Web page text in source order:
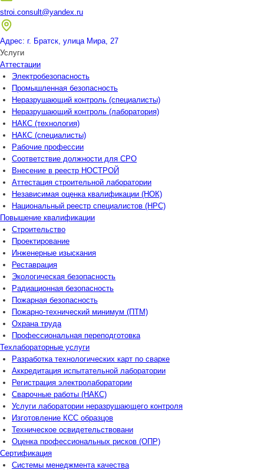
stroi.consult@yandex.ru
Адрес: г. Братск, улица Мира, 27
Услуги
Аттестации
Электробезопасность
Промышленная безопасность
Неразрушающий контроль (специалисты)
Неразрушающий контроль (лаборатория)
НАКС (технология)
НАКС (специалисты)
Рабочие профессии
Соответствие должности для СРО
Внесение в реестр НОСТРОЙ
Аттестация строительной лаборатории
Независимая оценка квалификации (НОК)
Национальный реестр специалистов (НРС)
Повышение квалификации
Строительство
Проектирование
Инженерные изыскания
Реставрация
Экологическая безопасность
Радиационная безопасность
Пожарная безопасность
Пожарно-технический минимум (ПТМ)
Охрана труда
Профессиональная переподготовка
Техлабораторные услуги
Разработка технологических карт по сварке
Аккредитация испытательной лаборатории
Регистрация электролаборатории
Сварочные работы (НАКС)
Услуги лаборатории неразрушающего контроля
Изготовление КСС образцов
Техническое освидетельствовани
Оценка профессиональных рисков (ОПР)
Сертификация
Системы менеджмента качества